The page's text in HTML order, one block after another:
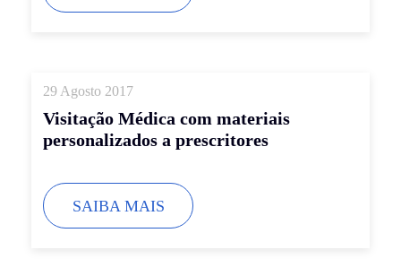
29 Agosto 2017
Visitação Médica com materiais
personalizados a prescritores
SAIBA MAIS